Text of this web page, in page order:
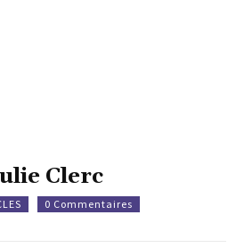
Clerc
0 Commentaires